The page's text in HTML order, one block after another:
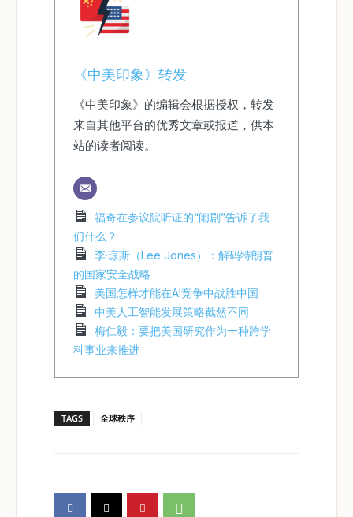
《中美印象》转发
《中美印象》的编辑会根据授权，转发
来自其他平台的优秀文章或报道，供本
站的读者阅读。
福奇在参议院听证的“闹剧”告诉了我
们什么？
李·琼斯（Lee Jones）：解码特朗普
的国家安全战略
美国怎样才能在AI竞争中战胜中国
中美人工智能发展策略截然不同
梅仁毅：要把美国研究作为一种跨学
科事业来推进
TAGS 全球秩序